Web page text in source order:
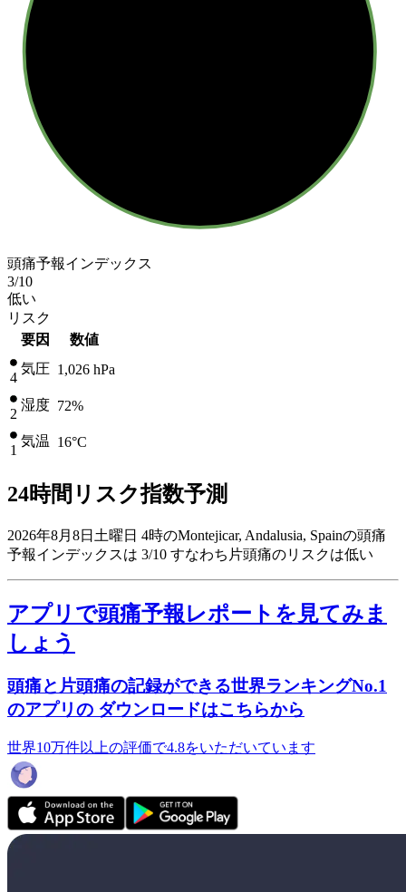
頭痛予報インデックス
3/10
低い
リスク
要因
数値
4
気圧 1,026 hPa
2
湿度 72%
1
気温 16°C
24時間リスク指数予測
2026年8月8日土曜日 4時のMontejicar, Andalusia, Spainの頭痛
予報インデックスは 3/10 すなわち片頭痛のリスクは低い
アプリで頭痛予報レポートを見てみま
しょう
頭痛と片頭痛の記録ができる世界ランキングNo.1
のアプリの ダウンロードはこちらから
世界10万件以上の評価で4.8をいただいています